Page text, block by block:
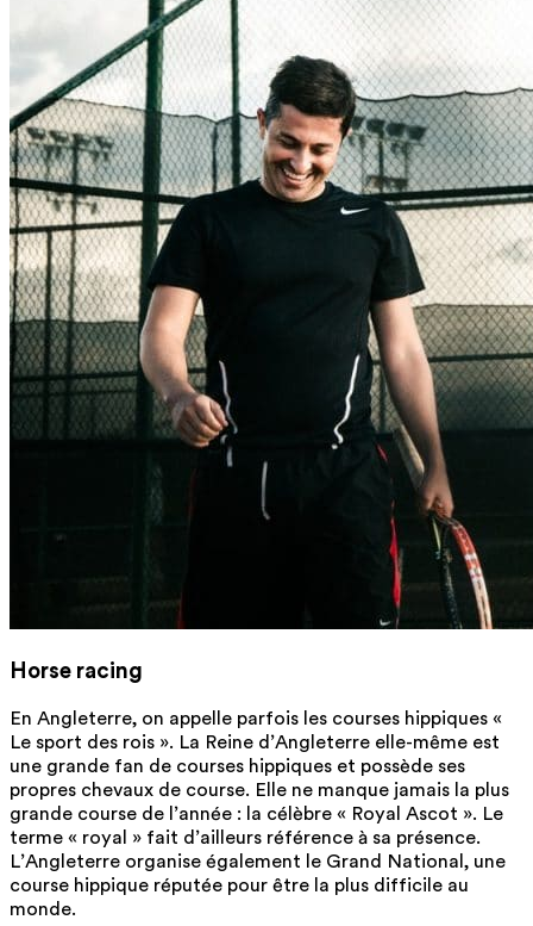
Horse racing
En Angleterre, on appelle parfois les courses hippiques «
Le sport des rois ». La Reine d’Angleterre elle-même est
une grande fan de courses hippiques et possède ses
propres chevaux de course. Elle ne manque jamais la plus
grande course de l’année : la célèbre « Royal Ascot ». Le
terme « royal » fait d’ailleurs référence à sa présence.
L’Angleterre organise également le Grand National, une
course hippique réputée pour être la plus difficile au
monde.